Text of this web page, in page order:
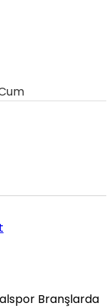
Branşlarda